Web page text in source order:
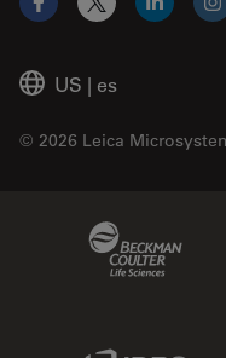
US | es
© 2026 Leica
Facebook
X